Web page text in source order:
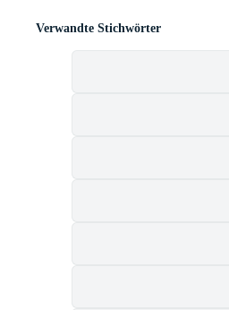
Verwandte Stichwörter